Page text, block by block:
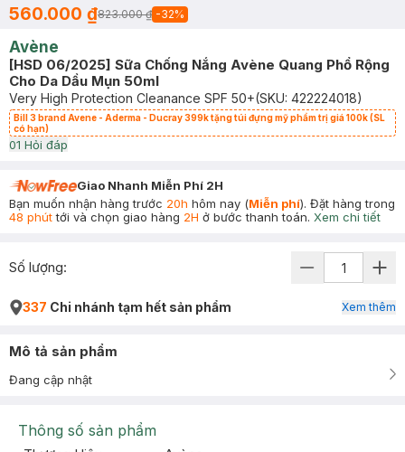
560.000 ₫823.000 ₫ -32%
Avène
[HSD 06/2025] Sữa Chống Nắng Avène Quang Phổ Rộng
Cho Da Dầu Mụn 50ml
Very High Protection Cleanance SPF 50+(SKU: 422224018)
Bill 3 brand Avene - Aderma - Ducray 399k tặng túi đựng mỹ phẩm trị giá 100k (SL
có hạn)
01 Hỏi đáp
Giao Nhanh Miễn Phí 2H
Bạn muốn nhận hàng trước 20h hôm nay (Miễn phí). Đặt hàng trong
48 phúttới và chọn giao hàng 2H ở bước thanh toán. Xem chi tiết
Số lượng:
337 Chi nhánh tạm hết sản phẩm Xem thêm
Mô tả sản phẩm
Đang cập nhật
Thông số sản phẩm